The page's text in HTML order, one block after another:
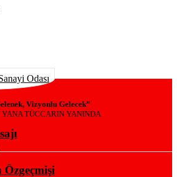
Vizyonlu Gelecek”
YANA TÜCCARIN YANINDA
Özgeçmişi